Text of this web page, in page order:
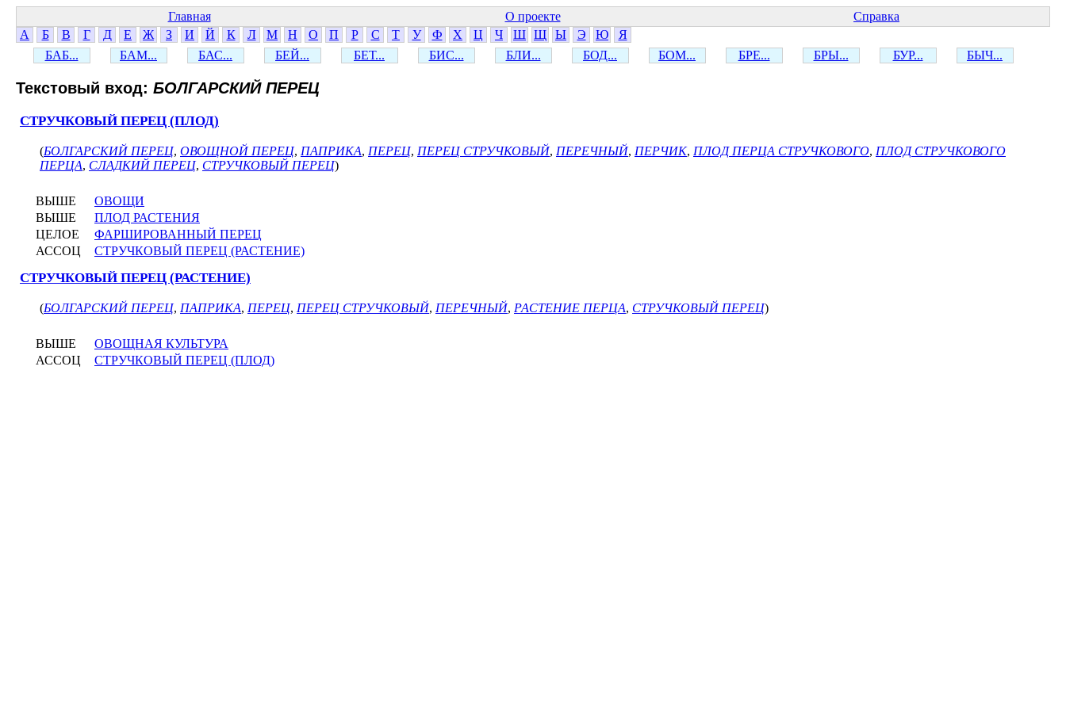
Главная О проекте
Справка
А
Б В Г Д Е Ж З И Й К Л М Н О П Р С Т У Ф Х Ц Ч Ш Щ Ы Э Ю
Я
БАБ...
БАМ... БАС... БЕЙ... БЕТ... БИС... БЛИ... БОД... БОМ... БРЕ... БРЫ... БУР... БЫЧ...
Текстовый вход: БОЛГАРСКИЙ ПЕРЕЦ
СТРУЧКОВЫЙ ПЕРЕЦ (ПЛОД)
(БОЛГАРСКИЙ ПЕРЕЦ, ОВОЩНОЙ ПЕРЕЦ, ПАПРИКА, ПЕРЕЦ, ПЕРЕЦ СТРУЧКОВЫЙ, ПЕРЕЧНЫЙ, ПЕРЧИК, ПЛОД ПЕРЦА СТРУЧКОВОГО, ПЛОД СТРУЧКОВОГО
ПЕРЦА, СЛАДКИЙ ПЕРЕЦ, СТРУЧКОВЫЙ ПЕРЕЦ)
ВЫШЕ
ОВОЩИ
ВЫШЕ
ПЛОД РАСТЕНИЯ
ЦЕЛОЕ
ФАРШИРОВАННЫЙ ПЕРЕЦ
АССОЦ
СТРУЧКОВЫЙ ПЕРЕЦ (РАСТЕНИЕ)
СТРУЧКОВЫЙ ПЕРЕЦ (РАСТЕНИЕ)
(БОЛГАРСКИЙ ПЕРЕЦ, ПАПРИКА, ПЕРЕЦ, ПЕРЕЦ СТРУЧКОВЫЙ, ПЕРЕЧНЫЙ, РАСТЕНИЕ ПЕРЦА, СТРУЧКОВЫЙ ПЕРЕЦ)
ВЫШЕ
ОВОЩНАЯ КУЛЬТУРА
АССОЦ
СТРУЧКОВЫЙ ПЕРЕЦ (ПЛОД)